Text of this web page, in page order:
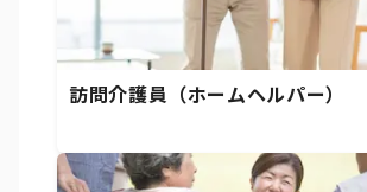
訪問介護員（ホームヘルパー）